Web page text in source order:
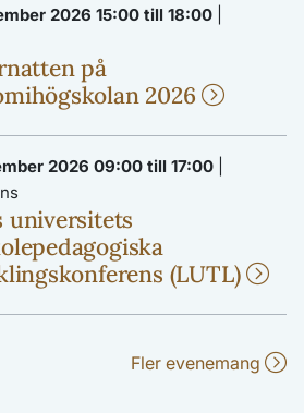
2026 15:00 till 18:00
på
2026
2026 09:00 till 17:00
universitets
(LUTL)
Fler evenemang